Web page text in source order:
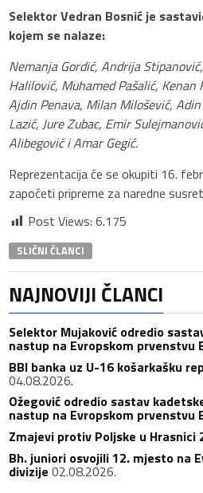
Selektor Vedran Bosnić je
kojem se nalaze:
Nemanja Gordić, Andrija
Halilović, Muhamed Pašalić, Kenan
Ajdin Penava, Milan Milošević,
Lazić, Jure Zubac, Emir
Alibegović i Amar Gegić.
Reprezentacija će se okupiti 16.
započeti pripreme za naredne
Post Views: 6.175
SLIČNI ČLANCI
NAJNOVIJI ČLANCI
Selektor Mujaković odredio
nastup na Evropskom prvenstvu
BBI banka uz U-16 košarkašku
04.08.2026.
Ožegović odredio sastav
nastup na Evropskom prvenstvu
Zmajevi protiv Poljske u Hrasnici
Bh. juniori osvojili 12. mjesto na
divizije 02.08.2026.